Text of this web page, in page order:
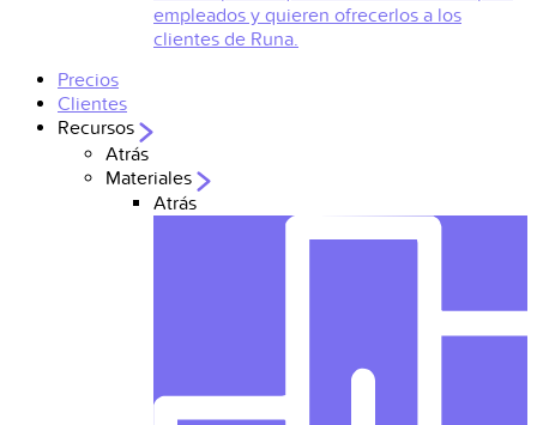
empleados y quieren ofrecerlos a los
clientes de Runa.
Precios
Clientes
Recursos
Atrás
Materiales
Atrás